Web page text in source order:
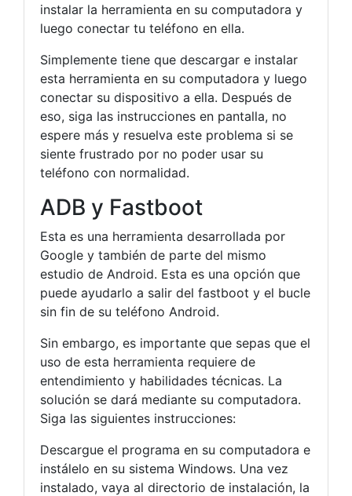
instalar la herramienta en su computadora y
luego conectar tu teléfono en ella.
Simplemente tiene que descargar e instalar
esta herramienta en su computadora y luego
conectar su dispositivo a ella. Después de
eso, siga las instrucciones en pantalla, no
espere más y resuelva este problema si se
siente frustrado por no poder usar su
teléfono con normalidad.
ADB y Fastboot
Esta es una herramienta desarrollada por
Google y también de parte del mismo
estudio de Android. Esta es una opción que
puede ayudarlo a salir del fastboot y el bucle
sin fin de su teléfono Android.
Sin embargo, es importante que sepas que el
uso de esta herramienta requiere de
entendimiento y habilidades técnicas. La
solución se dará mediante su computadora.
Siga las siguientes instrucciones:
Descargue el programa en su computadora e
instálelo en su sistema Windows. Una vez
instalado, vaya al directorio de instalación, la